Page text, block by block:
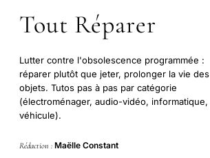
Tout Réparer
Lutter contre l'obsolescence programmée :
réparer plutôt que jeter, prolonger la vie des
objets. Tutos pas à pas par catégorie
(électroménager, audio-vidéo, informatique,
véhicule).
Rédaction : Maëlle Constant